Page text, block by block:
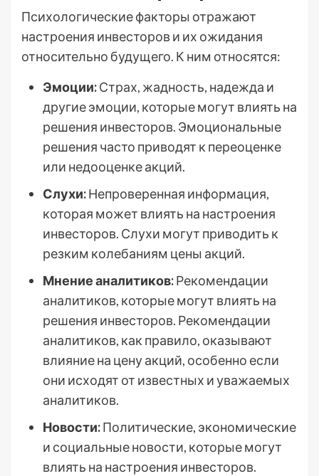
Психологические факторы отражают
настроения инвесторов и их ожидания
относительно будущего. К ним относятся:
Эмоции:Страх, жадность, надежда и
другие эмоции, которые могут влиять на
решения инвесторов. Эмоциональные
решения часто приводят к переоценке
или недооценке акций.
Слухи:Непроверенная информация,
которая может влиять на настроения
инвесторов. Слухи могут приводить к
резким колебаниям цены акций.
Мнение аналитиков:Рекомендации
аналитиков, которые могут влиять на
решения инвесторов. Рекомендации
аналитиков, как правило, оказывают
влияние на цену акций, особенно если
они исходят от известных и уважаемых
аналитиков.
Новости:Политические, экономические
и социальные новости, которые могут
влиять на настроения инвесторов.